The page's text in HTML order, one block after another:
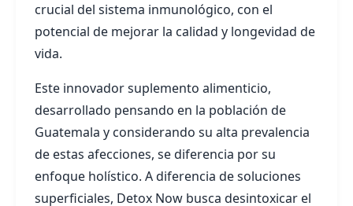
crucial del sistema inmunológico, con el
potencial de mejorar la calidad y longevidad de
vida.
Este innovador suplemento alimenticio,
desarrollado pensando en la población de
Guatemala y considerando su alta prevalencia
de estas afecciones, se diferencia por su
enfoque holístico. A diferencia de soluciones
superficiales, Detox Now busca desintoxicar el